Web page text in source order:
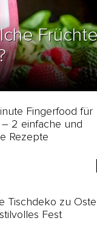
Fingerfood für
2 einfache und
Rezepte
Tischdeko zu
Fest